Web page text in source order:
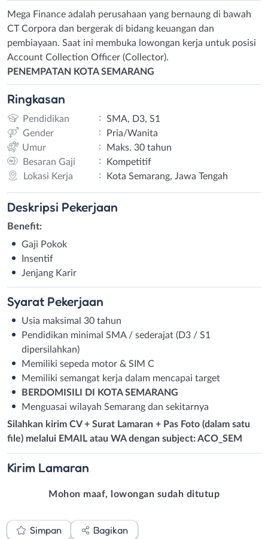
Mega Finance adalah perusahaan yang bernaung di bawah
CT Corpora dan bergerak di bidang keuangan dan
pembiayaan. Saat ini membuka lowongan kerja untuk posisi
Account Collection Officer (Collector).
PENEMPATAN KOTA SEMARANG
Ringkasan
Pendidikan :
SMA, D3, S1
Gender
:
Pria/Wanita
Umur
:
Maks. 30 tahun
Besaran Gaji
:
Kompetitif
Lokasi Kerja
: Kota Semarang, Jawa Tengah
Deskripsi Pekerjaan
Benefit:
Gaji Pokok
Insentif
Jenjang Karir
Syarat Pekerjaan
Usia maksimal 30 tahun
Pendidikan minimal SMA / sederajat (D3 / S1
dipersilahkan)
Memiliki sepeda motor & SIM C
Memiliki semangat kerja dalam mencapai target
BERDOMISILI DI KOTA SEMARANG
Menguasai wilayah Semarang dan sekitarnya
Silahkan kirim CV + Surat Lamaran + Pas Foto (dalam satu
file) melalui EMAIL atau WA dengan subject: ACO_SEM
Kirim Lamaran
Mohon maaf, lowongan sudah ditutup
Simpan Bagikan